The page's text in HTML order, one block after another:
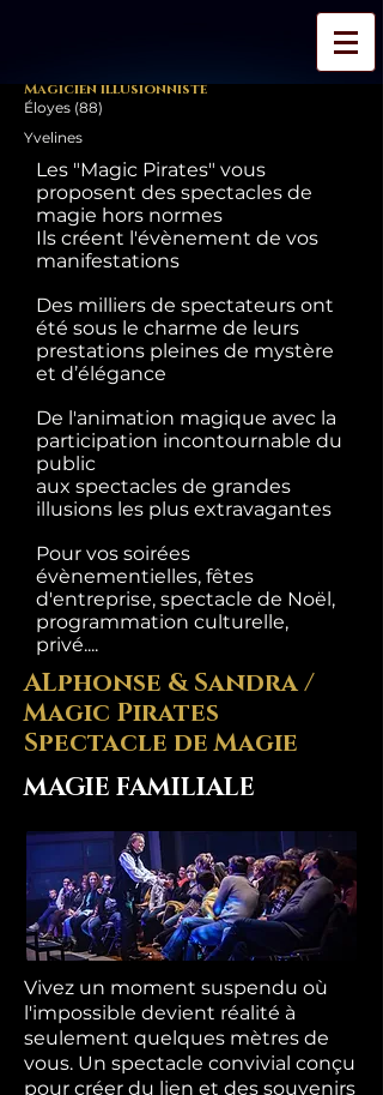
Magicien illusionniste
Éloyes (88)
Yvelines
Les "Magic Pirates" vous
proposent des spectacles de
magie hors normes
Ils créent l'évènement de vos
manifestations
Des milliers de spectateurs ont
été sous le charme de leurs
prestations pleines de mystère
et d’élégance
De l'animation magique avec la
participation incontournable du
public
aux spectacles de grandes
illusions les plus extravagantes
Pour vos soirées
évènementielles, fêtes
d'entreprise, spectacle de Noël,
programmation culturelle,
privé....
ALphonse & Sandra /
Magic Pirates
Spectacle de Magie
MAGIE FAMILIALE
Vivez un moment suspendu où
l'impossible devient réalité à
seulement quelques mètres de
vous. Un spectacle convivial conçu
pour créer du lien et des souvenirs